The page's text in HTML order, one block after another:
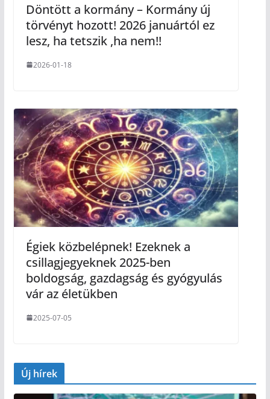
Döntött a kormány – Kormány új
törvényt hozott! 2026 januártól ez
lesz, ha tetszik ,ha nem!!
2026-01-18
Égiek közbelépnek! Ezeknek a
csillagjegyeknek 2025-ben
boldogság, gazdagság és gyógyulás
vár az életükben
2025-07-05
Új hírek